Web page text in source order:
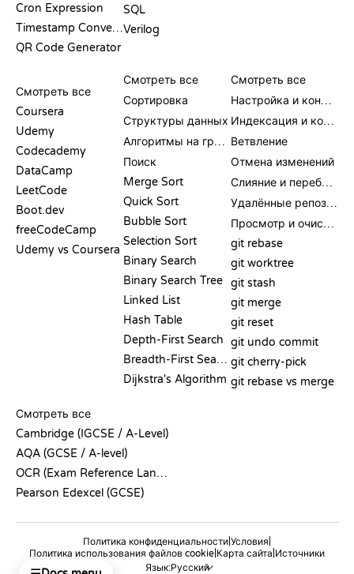
Cron Expression
Timestamp Converter
QR Code Generator
SQL
Verilog
Смотреть все
Coursera
Udemy
Codecademy
DataCamp
LeetCode
Boot.dev
freeCodeCamp
Udemy vs Coursera
Смотреть все
Сортировка
Структуры данных
Алгоритмы на графах
Поиск
Merge Sort
Quick Sort
Bubble Sort
Selection Sort
Binary Search
Binary Search Tree
Linked List
Hash Table
Depth-First Search
Breadth-First Search
Dijkstra's Algorithm
Смотреть все
Настройка и конфигурация
Индексация и коммит
Ветвление
Отмена изменений
Слияние и перебазирование
Удалённые репозитории
Просмотр и очистка
git rebase
git worktree
git stash
git merge
git reset
git undo commit
git cherry-pick
git rebase vs merge
Смотреть все
Cambridge (IGCSE / A-Level)
AQA (GCSE / A-level)
OCR (Exam Reference Language)
Pearson Edexcel (GCSE)
Политика конфиденциальности Условия
Политика использования файлов cookie Карта сайта Источники
Язык: